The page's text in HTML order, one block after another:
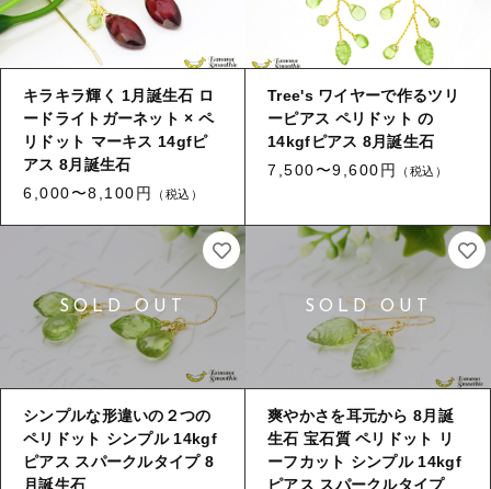
キラキラ輝く 1月誕生石 ロ
ードライトガーネット × ペ
リドット マーキス 14gfピ
アス 8月誕生石
6,000〜8,100円
（税込）
Tree's ワイヤーで作るツリ
ーピアス ペリドット の
14kgfピアス 8月誕生石
7,500〜9,600円
（税込）
シンプルな形違いの２つの
ペリドット シンプル 14kgf
ピアス スパークルタイプ 8
月誕生石
爽やかさを耳元から 8月誕
生石 宝石質 ペリドット リ
ーフカット シンプル 14kgf
ピアス スパークルタイプ